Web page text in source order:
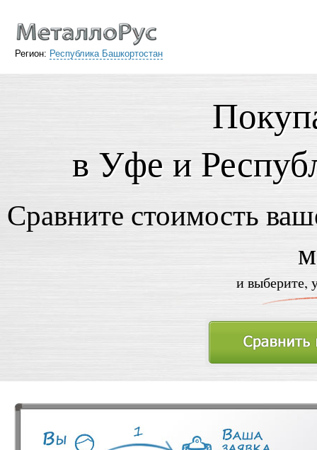
Регион: Республика Башкортостан
в Уфе и
Сравните стоимость
и выберите,